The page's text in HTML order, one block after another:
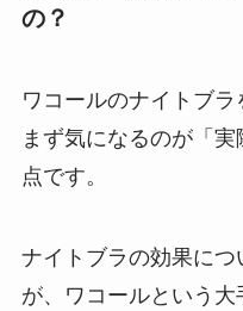
の？
ワコールのナイトブ
まず気になるのが「
点です。
ナイトブラの効果に
が、ワコールという